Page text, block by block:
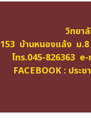
วิทยา
153 บ้านหนองแล้ง ม
โทร.045-826363
FACEBOOK : ประ